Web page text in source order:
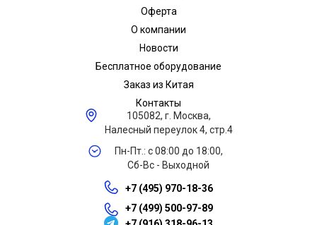
Оферта
О компании
Новости
Бесплатное оборудование
Заказ из Китая
Контакты
105082, г. Москва,
Налесный переулок 4, стр.4
Пн-Пт.: с 08:00 до 18:00,
Сб-Вс - Выходной
+7 (495) 970-18-36
+7 (499) 500-97-89